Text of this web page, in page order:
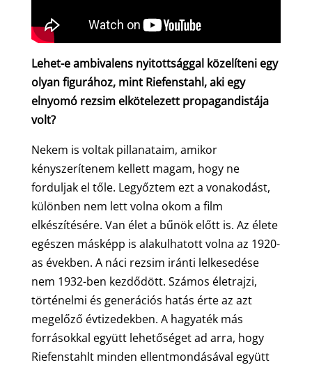
Lehet-e ambivalens nyitottsággal közelíteni egy
olyan figurához, mint Riefenstahl, aki egy
elnyomó rezsim elkötelezett propagandistája
volt?
Nekem is voltak pillanataim, amikor
kényszerítenem kellett magam, hogy ne
forduljak el tőle. Legyőztem ezt a vonakodást,
különben nem lett volna okom a film
elkészítésére. Van élet a bűnök előtt is. Az élete
egészen másképp is alakulhatott volna az 1920-
as években. A náci rezsim iránti lelkesedése
nem 1932-ben kezdődött. Számos életrajzi,
történelmi és generációs hatás érte az azt
megelőző évtizedekben. A hagyaték más
forrásokkal együtt lehetőséget ad arra, hogy
Riefenstahlt minden ellentmondásával együtt